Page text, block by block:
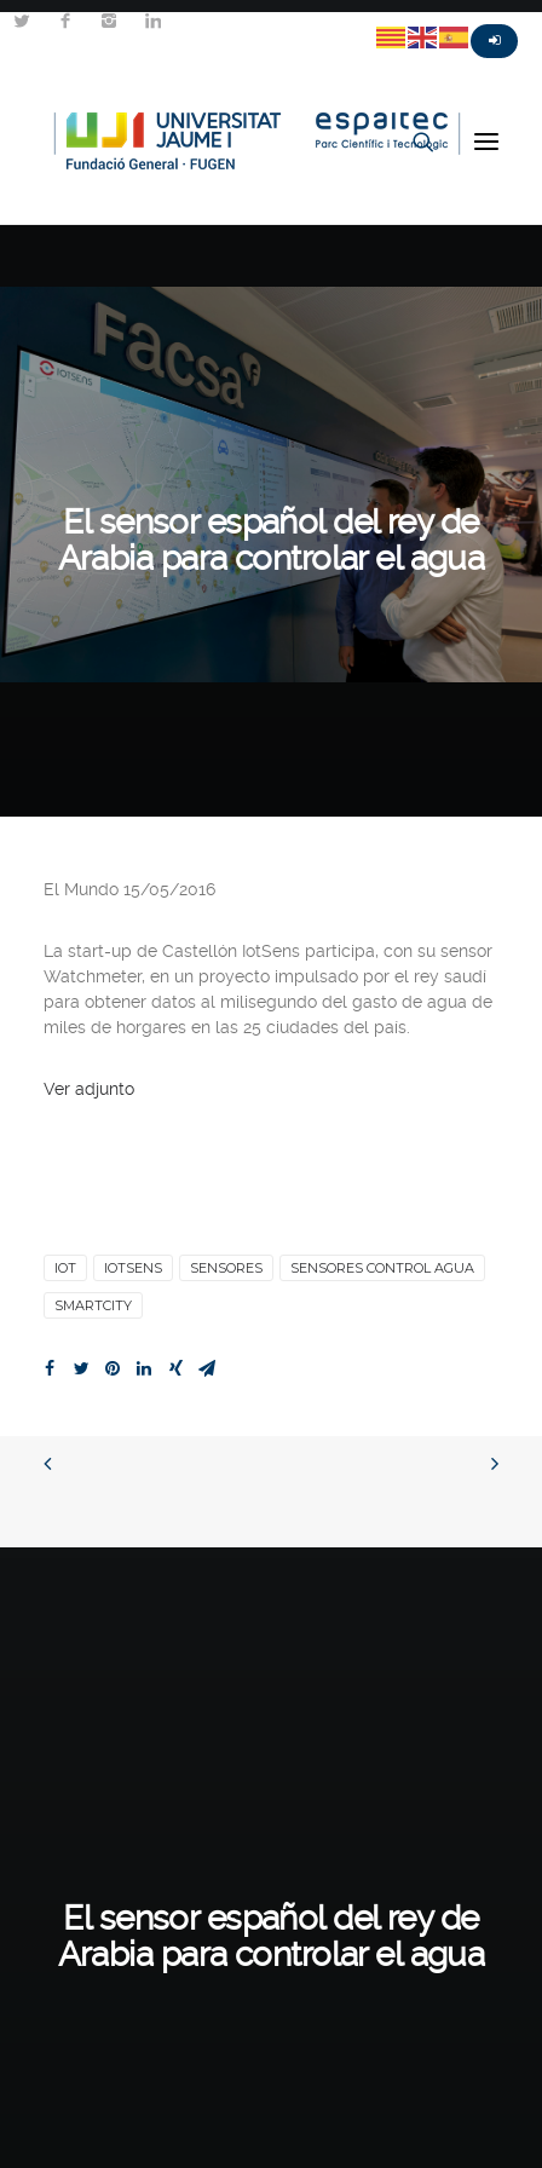
El sensor español del rey de
Arabia para controlar el agua
El Mundo 15/05/2016
La start-up de Castellón IotSens participa, con su sensor
Watchmeter, en un proyecto impulsado por el rey saudí
para obtener datos al milisegundo del gasto de agua de
miles de horgares en las 25 ciudades del país.
Ver adjunto
IOT IOTSENS SENSORES SENSORES CONTROL AGUA
SMARTCITY
El sensor español del rey de
Arabia para controlar el agua